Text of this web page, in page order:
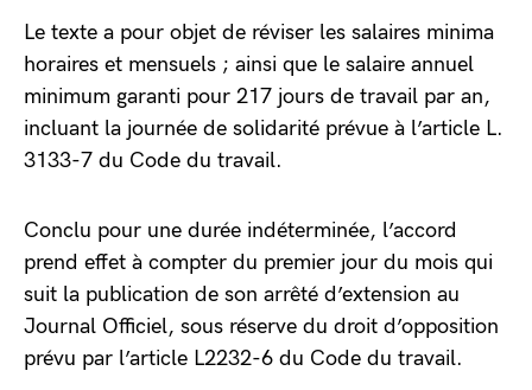
Le texte a pour objet de réviser les salaires minima
horaires et mensuels ; ainsi que le salaire annuel
minimum garanti pour 217 jours de travail par an,
incluant la journée de solidarité prévue à l’article L.
3133-7 du Code du travail.
Conclu pour une durée indéterminée, l’accord
prend effet à compter du premier jour du mois qui
suit la publication de son arrêté d’extension au
Journal Officiel, sous réserve du droit d’opposition
prévu par l’article L2232-6 du Code du travail.